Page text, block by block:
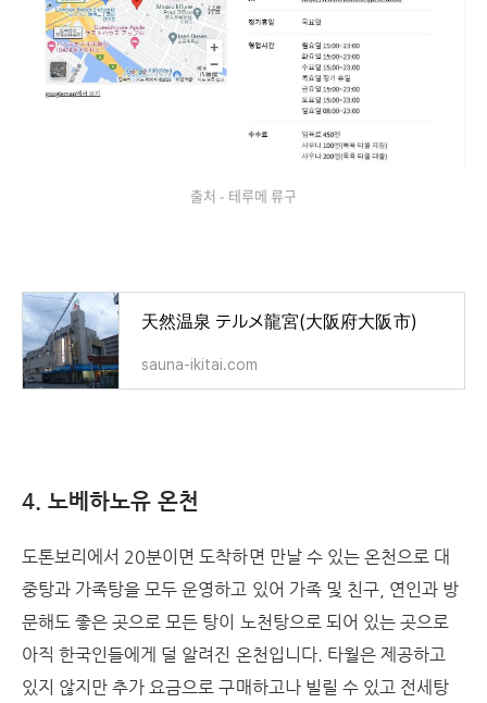
출처 - 테루메 류구
天然温泉 テルメ龍宮(大阪府大阪市)
sauna-ikitai.com
4. 노베하노유 온천
도톤보리에서 20분이면 도착하면 만날 수 있는 온천으로 대
중탕과 가족탕을 모두 운영하고 있어 가족 및 친구, 연인과 방
문해도 좋은 곳으로 모든 탕이 노천탕으로 되어 있는 곳으로
아직 한국인들에게 덜 알려진 온천입니다. 타월은 제공하고
있지 않지만 추가 요금으로 구매하고나 빌릴 수 있고 전세탕